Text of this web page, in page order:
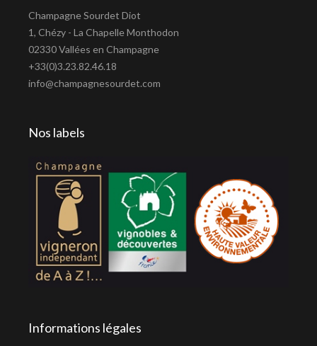
Champagne Sourdet Diot
1, Chézy - La Chapelle Monthodon
02330 Vallées en Champagne
+33(0)3.23.82.46.18
info@champagnesourdet.com
Nos labels
Informations légales